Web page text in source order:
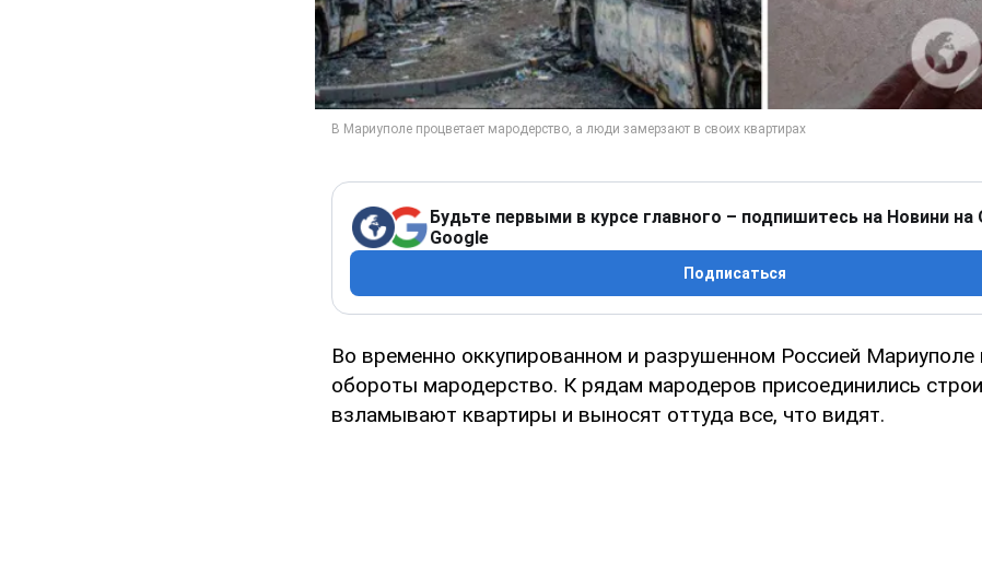
Будьте первыми в курсе главного – подпишитесь на Новини на
Google
Подписаться
Во временно оккупированном и разрушенном Россией Мариуполе
обороты мародерство. К рядам мародеров присоединились
взламывают квартиры и выносят оттуда все, что видят.